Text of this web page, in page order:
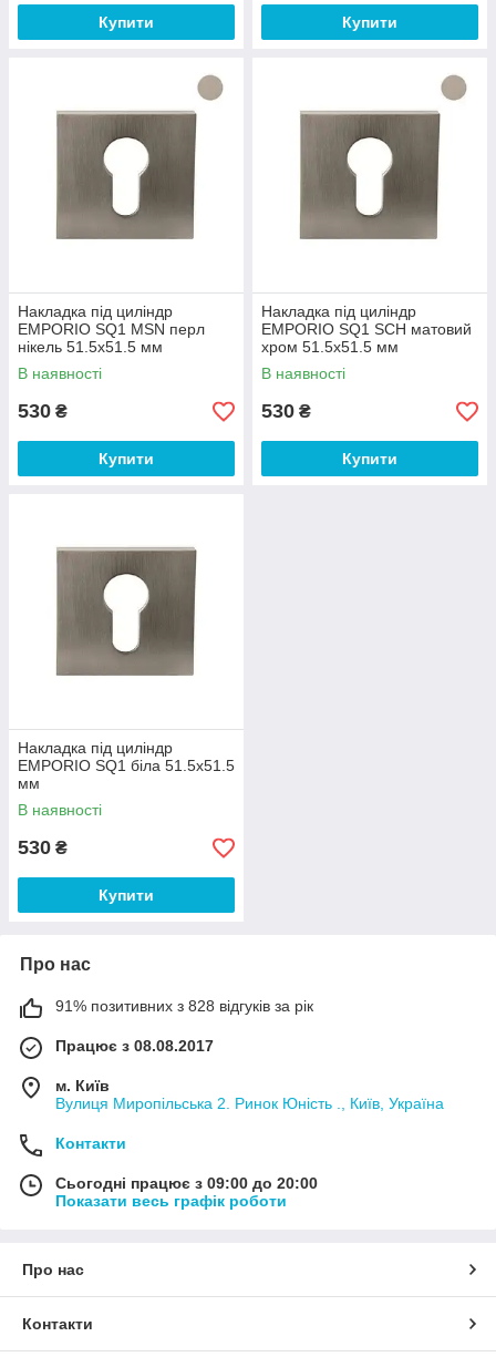
Купити Купити
Накладка під циліндр
EMPORIO SQ1 MSN перл
нікель 51.5x51.5 мм
В наявності
530 ₴
Купити
Накладка під циліндр
EMPORIO SQ1 SCH матовий
хром 51.5x51.5 мм
В наявності
530 ₴
Купити
Накладка під циліндр
EMPORIO SQ1 біла 51.5x51.5
мм
В наявності
530 ₴
Купити
Про нас
91% позитивних з 828 відгуків за рік
Працює з 08.08.2017
м. Київ
Вулиця Миропільська 2. Ринок Юність ., Київ, Україна
Контакти
Сьогодні працює з 09:00 до 20:00
Показати весь графік роботи
Про нас
Контакти